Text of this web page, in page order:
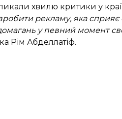
хвилю критики у
рекламу, яка сприяє
у певний момент
Рім Абделлатіф.